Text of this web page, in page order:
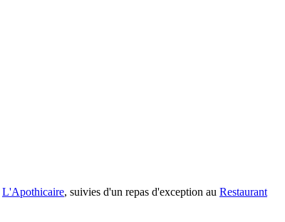
L'Apothicaire, suivies d'un repas d'exception au Restaurant